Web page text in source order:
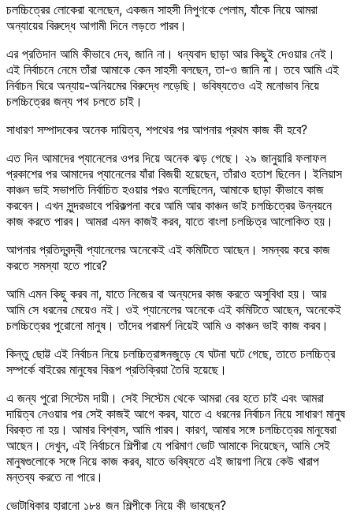
চলচ্চিত্রের লোকেরা বলেছেন, একজন সাহসী নিপুণকে পেলাম, যাঁকে নিয়ে আমরা
অন্যায়ের বিরুদ্ধে আগামী দিনে লড়তে পারব।
এর প্রতিদান আমি কীভাবে দেব, জানি না। ধন্যবাদ ছাড়া আর কিছু্ই দেওয়ার নেই।
এই নির্বাচনে নেমে তাঁরা আমাকে কেন সাহসী বলছেন, তা-ও জানি না। তবে আমি এই
নির্বাচন ঘিরে অন্যায়-অনিয়মের বিরুদ্ধে লড়েছি। ভবিষ্যতেও এই মনোভাব নিয়ে
চলচ্চিত্রের জন্য পথ চলতে চাই।
সাধারণ সম্পাদকের অনেক দায়িত্ব, শপথের পর আপনার প্রথম কাজ কী হবে?
এত দিন আমাদের প্যানেলের ওপর দিয়ে অনেক ঝড় গেছে। ২৯ জানুয়ারি ফলাফল
প্রকাশের পর আমাদের প্যানেলের যাঁরা বিজয়ী হয়েছেন, তাঁরাও হতাশ ছিলেন। ইলিয়াস
কাঞ্চন ভাই সভাপতি নির্বাচিত হওয়ার পরও বলেছিলেন, আমাকে ছাড়া কীভাবে কাজ
করবেন। এখন সুন্দরভাবে পরিকল্পনা করে আমি আর কাঞ্চন ভাই চলচ্চিত্রের উন্নয়নে
কাজ করতে পারব। আমরা এমন কাজই করব, যাতে বাংলা চলচ্চিত্র আলোকিত হয়।
আপনার প্রতিদ্বন্দ্বী প্যানেলের অনেকেই এই কমিটিতে আছেন। সমন্বয় করে কাজ
করতে সমস্যা হতে পারে?
আমি এমন কিছু করব না, যাতে নিজের বা অন্যদের কাজ করতে অসুবিধা হয়। আর
আমি সে ধরনের মেয়েও নই। ওই প্যানেলের অনেকে এই কমিটিতে আছেন, অনেকেই
চলচ্চিত্রের পুরোনো মানুষ। তাঁদের পরামর্শ নিয়েই আমি ও কাঞ্চন ভাই কাজ করব।
কিন্তু ছোট্ট এই নির্বাচন নিয়ে চলচ্চিত্রাঙ্গনজুড়ে যে ঘটনা ঘটে গেছে, তাতে চলচ্চিত্র
সম্পর্কে বাইরের মানুষের বিরূপ প্রতিক্রিয়া তৈরি হয়েছে।
এ জন্য পুরো সিস্টেম দায়ী। সেই সিস্টেম থেকে আমরা বের হতে চাই এবং আমরা
দায়িত্ব নেওয়ার পর সেই কাজই আগে করব, যাতে এ ধরনের নির্বাচন নিয়ে সাধারণ মানুষ
বিরক্ত না হয়। আমার বিশ্বাস, আমি পারব। কারণ, আমার সঙ্গে চলচ্চিত্রের মানুষেরা
আছেন। দেখুন, এই নির্বাচনে শিল্পীরা যে পরিমাণ ভোট আমাকে দিয়েছেন, আমি সেই
মানুষগুলোকে সঙ্গে নিয়ে কাজ করব, যাতে ভবিষ্যতে এই জায়গা নিয়ে কেউ খারাপ
মন্তব্য করতে না পারে।
ভোটাধিকার হারানো ১৮৪ জন শিল্পীকে নিয়ে কী ভাবছেন?